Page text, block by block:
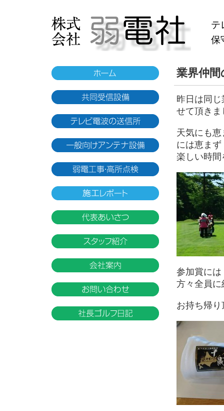
テ
保
業界仲
昨日は同
せて頂きま
天気にも
には恵まず
楽しい時
参加賞に
方々全員
お持ち帰